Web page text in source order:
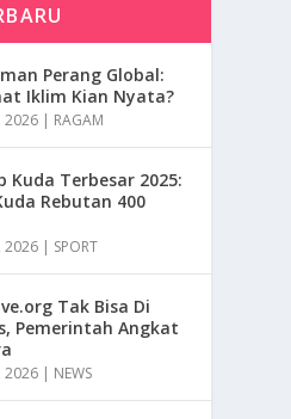
Perang Global:
Iklim Kian Nyata?
2026 | RAGAM
Kuda Terbesar 2025:
Rebutan 400
2026 | SPORT
Tak Bisa Di
Pemerintah Angkat
2026 | NEWS